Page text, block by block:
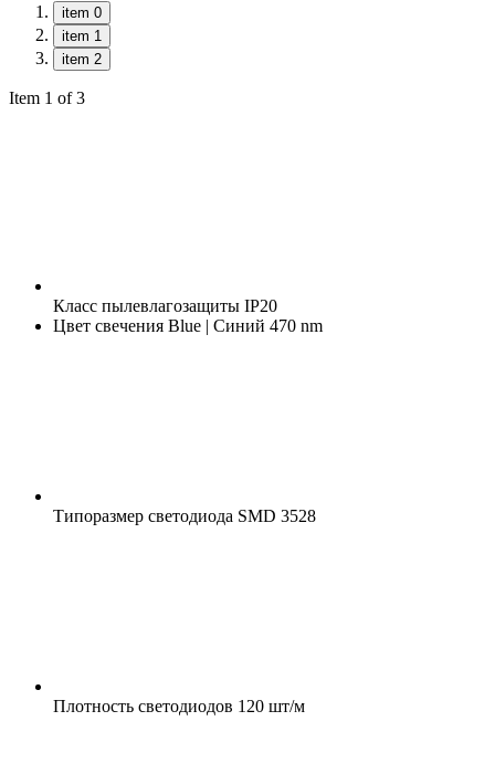
item 0
item 1
item 2
Item 1 of 3
Класс пылевлагозащиты IP20
Цвет свечения Blue | Синий 470 nm
Типоразмер светодиода SMD 3528
Плотность светодиодов 120 шт/м